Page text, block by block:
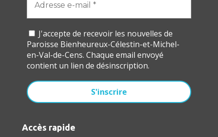
J'accepte de recevoir les nouvelles de
Paroisse Bienheureux-Célestin-et-Michel-
en-Val-de-Cens. Chaque email envoyé
contient un lien de désinscription.
Accès rapide